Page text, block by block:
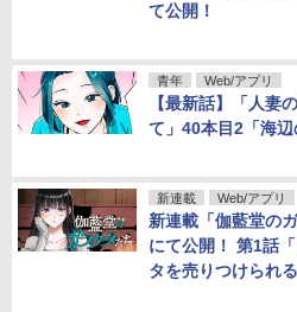
て公開！
青年 Web/アプリ
【最新話】「人妻
て」40本目2「海
新連載 Web/アプリ
新連載「伽藍堂の
にて公開！ 第1話
タを売りつけられる